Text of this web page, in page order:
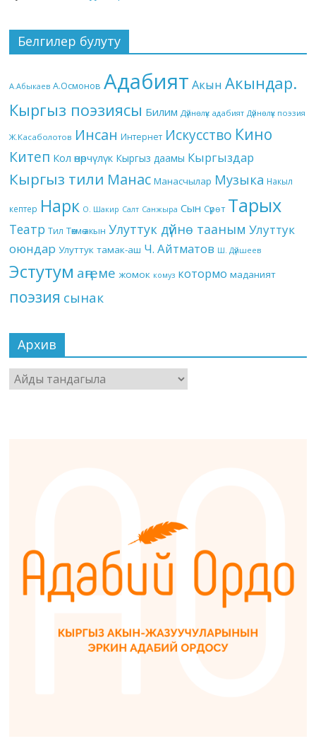
Белгилер булуту
А.Абыкаев А.Осмонов Адабият Акын Акындар.
Кыргыз поэзиясы Билим Дүйнөлүк адабият Дүйнөлүк поэзия
Ж.Касаболотов Инсан Интернет Искусство Кино
Китеп Кол өнөрчүлүк Кыргыз даамы Кыргыздар
Кыргыз тили Манас Манасчылар Музыка Накыл
кептер Нарк О. Шакир Салт Санжыра Сын Сүрөт Тарых
Театр Тил Төкмө акын Улуттук дүйнө тааным Улуттук
оюндар Улуттук тамак-аш Ч. Айтматов Ш. Дүйшеев
Эстутум аңгеме жомок комуз котормо маданият
поэзия сынак
Архив
Архив